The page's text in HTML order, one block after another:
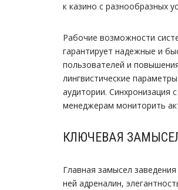
к казино с разнообразных
Рабочие возможности
гарантирует надежные и
пользователей и
лингвистические
аудитории. Синхронизация
менеджерам мониторить
КЛЮЧЕВАЯ
Главная замысел
ней адреналин,